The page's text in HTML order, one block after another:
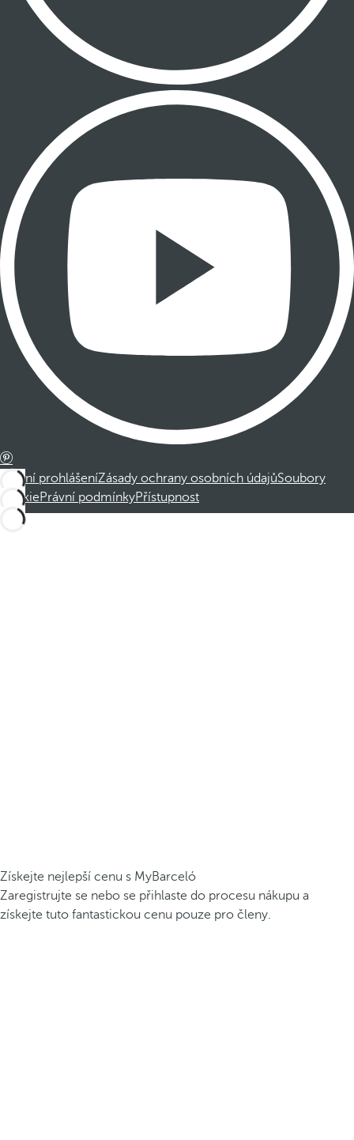
Právní prohlášeníZásady ochrany osobních údajůSoubory
cookiePrávní podmínkyPřístupnost
Získejte nejlepší cenu s MyBarceló
Zaregistrujte se nebo se přihlaste do procesu nákupu a
získejte tuto fantastickou cenu pouze pro členy.